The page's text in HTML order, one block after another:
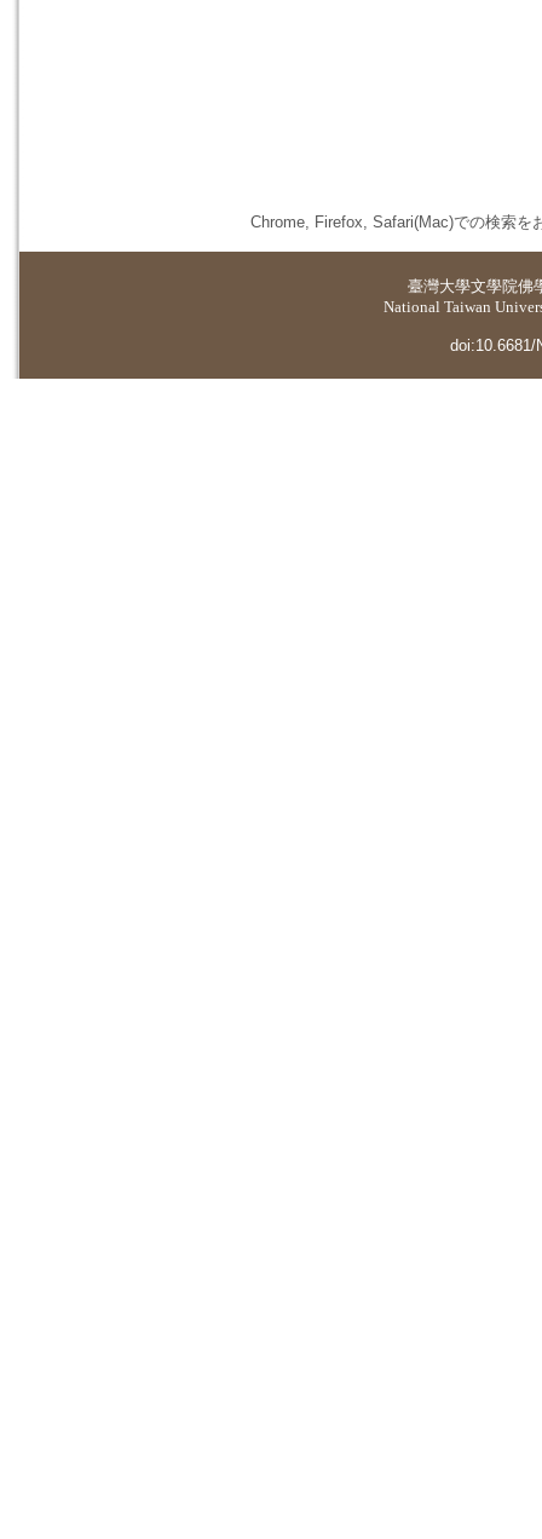
Chrome, Firefox, Safari(Mac)での検索を
臺灣大學文學院佛
National Taiwan
doi:10.6681/